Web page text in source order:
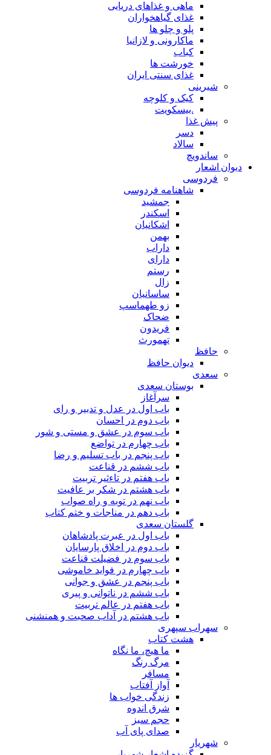
ماهی و غذاهای دریایی
غذای گیاهخواران
پلو و چلو ها
ماکارونی و لازانیا
کباب
خورشت ها
غذای سنتی ایران
شیرینی
کیک و کلوچه
.بیسکویت
پیش غذا
دسر
سالاد
ساندویچ
دیوان اشعار
فردوسی
شاهنامه فردوسی
جمشید
اسکندر
اشکانیان
بهمن
داراب
دارای
رستم
زال
ساسانیان
زو طهماسپ‏
ضحاک
فریدون
تهمورث
حافظ
دیوان حافظ
سعدی
بوستان سعدی
سرآغاز
باب اول در عدل و تدبیر و رای
باب دوم در احسان
باب سوم در عشق و مستی و شور
باب چهارم در تواضع
باب پنجم در باب تسلیم و رضا
باب ششم در قناعت
باب هفتم در تاءثیر تربیت
باب هشتم در شکر بر عافیت
باب نهم در توبه و راه صواب
باب دهم در مناجات و ختم کتاب
گلستان سعدی
باب اول در عبرت پادشاهان
باب دوم در اخلاق پارسایان
باب سوم در فضیلت قناعت
باب چهارم در فواید خاموشى
باب پنجم در عشق و جوانى
باب ششم در ناتوانى و پیرى
باب هفتم در عالم تربیت
باب هشتم در آداب صحبت و همنشنى
سهراب سپهری
هشت کتاب
ما هیچ، ما نگاه
مرگ رنگ
مسافر
آواز آفتاب
زندگی خواب ها
شرق اندوه
حجم سبز
صدای پای آب
شهریار